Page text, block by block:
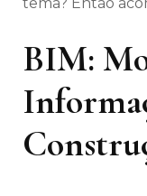
BIM: